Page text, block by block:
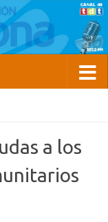
a los